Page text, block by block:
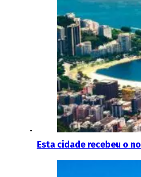
Esta cidade recebeu o